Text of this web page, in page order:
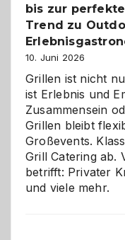
bis zur
Trend zu
10. Juni 2026
Grillen ist nicht
ist Erlebnis und
Zusammensein
Grillen bleibt
Großevents.
Grill Catering ab.
betrifft: Privater
und viele mehr.